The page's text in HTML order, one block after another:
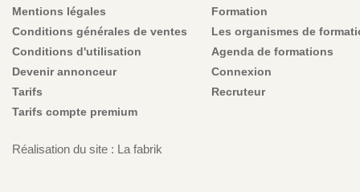
Mentions légales
Conditions générales de ventes
Conditions d'utilisation
Devenir annonceur
Tarifs
Tarifs compte premium
Formation
Les organismes de
Agenda de formations
Connexion
Recruteur
Réalisation du site : La fabrik